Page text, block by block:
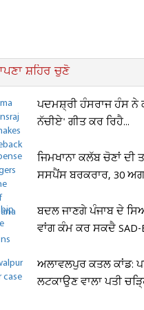
ਸ਼ਹਿਰ ਚੁਣੋ
ਪਦਮਸ਼੍ਰੀ ਹੰਸਰਾਜ ਹੰਸ ਨੇ
ਨੱਚੀਏ' ਗੀਤ ਕਰ ਰਿਹੈ...
ਜਿਮਖਾਨਾ ਕਲੱਬ ਚੋਣਾਂ ਦੀ
ਸਸਪੈਂਸ ਬਰਕਰਾਰ, 30
ਬਦਲ ਜਾਣਗੇ ਪੰਜਾਬ ਦੇ
ਵਾਂਗ ਕੰਮ ਕਰ ਸਕਦੈ SAD-
ਅਲਾਵਲਪੁਰ ਕਤਲ ਕਾਂਡ:
ਲਟਕਾਉਣ ਵਾਲਾ ਪਤੀ